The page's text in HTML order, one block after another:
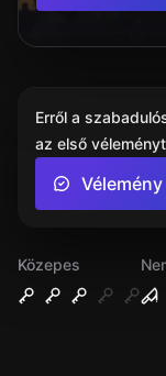
Közepes
Erről a
az első